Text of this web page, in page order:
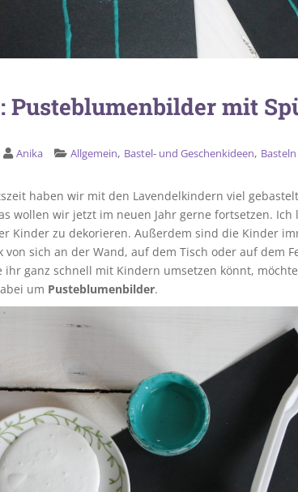
Pusteblumenbilder mit
Anika Allgemein, Bastel- und Geschenkideen,
haben wir mit den Lavendelkindern viel
wollen wir jetzt im neuen Jahr gerne fortsetzen. Ich
Kinder zu dekorieren. Außerdem sind die Kinder
von sich an der Wand, auf dem Tisch oder auf dem
ihr ganz schnell mit Kindern umsetzen könnt,
um Pusteblumenbilder.